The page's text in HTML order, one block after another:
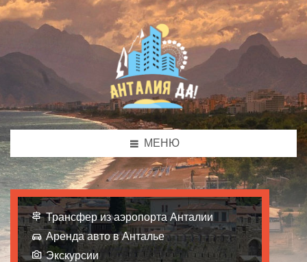
МЕНЮ
Трансфер из аэропорта Анталии
Аренда авто в Анталье
Экскурсии